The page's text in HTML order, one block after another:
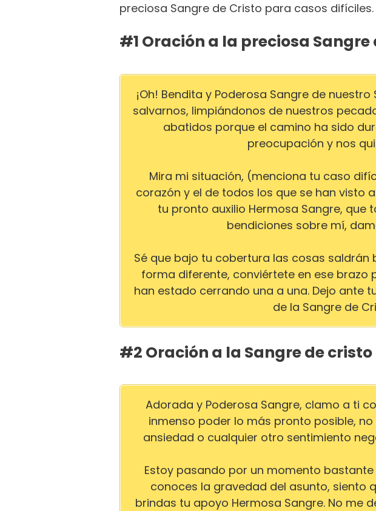
preciosa Sangre de Cristo para casos difíciles.
#1 Oración a la preciosa
¡Oh! Bendita y Poderosa Sangre de
salvarnos, limpiándonos de nuestros
abatidos porque el camino ha sido
preocupación y nos
Mira mi situación, (menciona tu caso
corazón y el de todos los que se han
tu pronto auxilio Hermosa Sangre,
bendiciones sobre mí,
Sé que bajo tu cobertura las cosas
forma diferente, conviértete en ese
han estado cerrando una a una. Dejo ante
de la Sangre de
#2 Oración a la Sangre de
Adorada y Poderosa Sangre, clamo a ti
inmenso poder lo más pronto posible,
ansiedad o cualquier otro sentimiento
Estoy pasando por un momento
conoces la gravedad del asunto, siento
brindas tu apoyo Hermosa Sangre. No me